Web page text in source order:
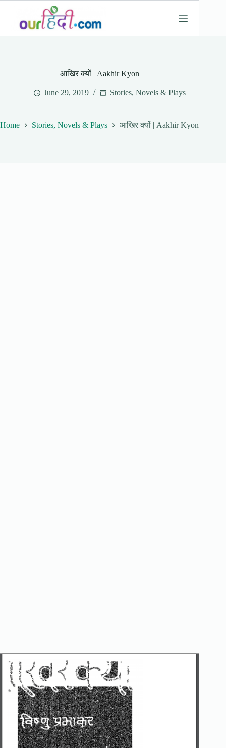
content
आखिर क्यों | Aakhir Kyon
June 29, 2019 Stories, Novels & Plays
Home Stories, Novels & Plays आखिर क्यों | Aakhir Kyon